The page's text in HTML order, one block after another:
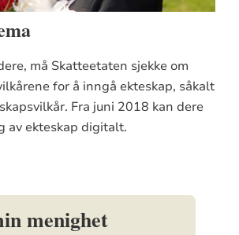
må Skatteetaten sjekke om
for å inngå ekteskap, såkalt
Fra juni 2018 kan dere
av ekteskap digitalt.
menighet